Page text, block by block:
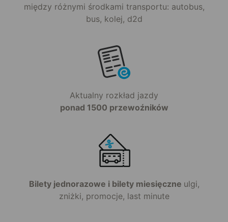
Bilety jednorazowe i bilety miesięczne ulgi,
zniżki, promocje, last minute
Aktualny rozkład jazdy
ponad 1500 przewoźników
między różnymi środkami transportu: autobus,
bus, kolej, d2d